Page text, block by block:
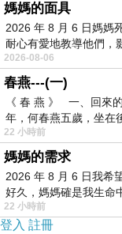
好久沒有拍哥
學網路上的手
呵！真的很有
媽媽的面具
2026 年 8 月 6 日媽媽
耐心有愛地教導他們，
2026-08-06
春燕---(一)
《 春 燕 》 一、回來
年，何春燕五歲，坐在
22 小時前
媽媽的需求
2026 年 8 月 6 日我希
好久，媽媽確是我生命
22 小時前
登入 註冊